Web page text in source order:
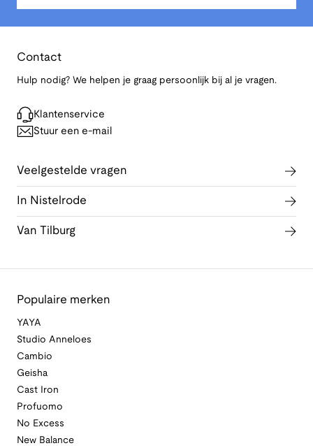
Contact
Hulp nodig? We helpen je graag persoonlijk bij al je vragen.
Klantenservice
Stuur een e-mail
Veelgestelde vragen
In Nistelrode
Van Tilburg
Populaire merken
YAYA
Studio Anneloes
Cambio
Geisha
Cast Iron
Profuomo
No Excess
New Balance